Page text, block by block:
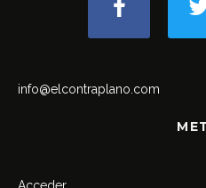
info@elcontraplano.com